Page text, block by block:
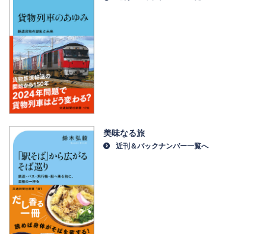
美味なる旅
近刊＆バックナンバー一覧へ